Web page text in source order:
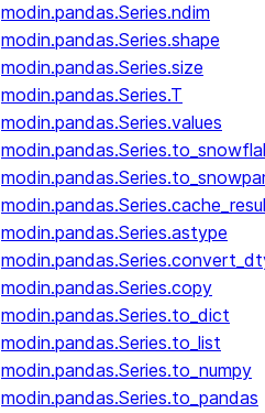
modin.pandas.Series.ndim
modin.pandas.Series.shape
modin.pandas.Series.size
modin.pandas.Series.T
modin.pandas.Series.values
modin.pandas.Series.astype
modin.pandas.Series.copy
modin.pandas.Series.to_dict
modin.pandas.Series.to_list
modin.pandas.Series.to_numpy
modin.pandas.Series.to_pandas